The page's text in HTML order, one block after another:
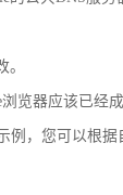
。
览器应该已经
例，您可以根